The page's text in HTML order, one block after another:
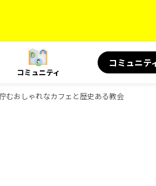
コミュニティ
コミュニテ
むおしゃれなカフェと歴史ある教会